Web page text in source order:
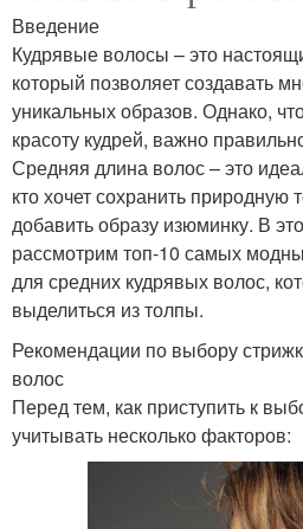
Введение
Кудрявые волосы – это
который позволяет создавать
уникальных образов. Однако,
красоту кудрей, важно
Средняя длина волос – это
кто хочет сохранить природную
добавить образу изюминку. В
рассмотрим топ-10 самых
для средних кудрявых волос,
выделиться из толпы.
Рекомендации по выбору
волос
Перед тем, как приступить к
учитывать несколько факторов: